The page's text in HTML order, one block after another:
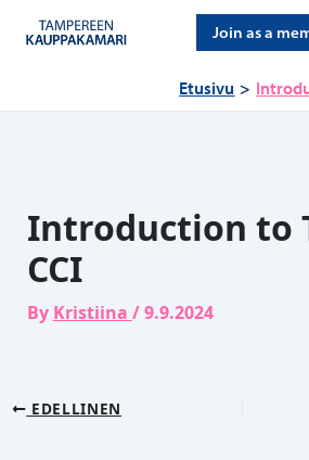
sisältöön
Join as a
Etusivu
Introduction to
CCI
By Kristiina /9.9.2024
EDELLINEN